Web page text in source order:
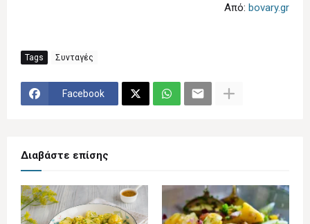
Από: bovary.gr
Tags Συνταγές
Facebook
Διαβάστε επίσης